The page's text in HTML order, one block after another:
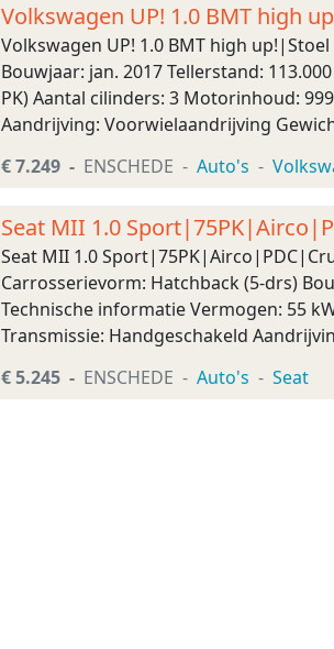
Volkswagen UP! 1.0 BMT high
Volkswagen UP! 1.0 BMT high
Bouwjaar: jan. 2017 Tellerstand:
PK) Aantal cilinders: 3 Motorinhoud:
Aandrijving: Voorwielaandrijving
€ 7.249 ENSCHEDE Auto's
Seat MII 1.0
Seat MII 1.0
Carrosserievorm: Hatchback (5-drs)
Technische informatie Vermogen: 55
Transmissie: Handgeschakeld
€ 5.245 ENSCHEDE Auto's Seat